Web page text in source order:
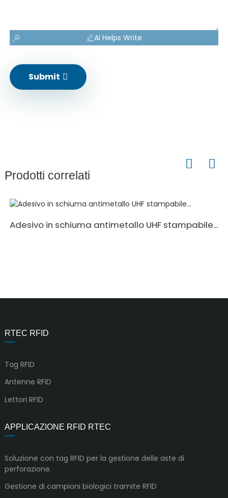
AI Helps Write
Submit
Prodotti correlati
Adesivo in schiuma antimetallo UHF stampabile...
RTEC RFID
Tag RFID
Antenne RFID
Lettori RFID
APPLICAZIONE RFID RTEC
Soluzione con tag RFID per la gestione delle aste di
perforazione.
Gestione di campioni biologici tramite RFID